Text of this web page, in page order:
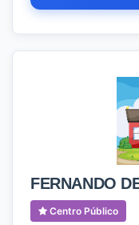
FERNANDO
Centro Público